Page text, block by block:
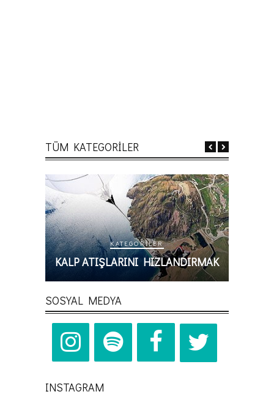
TÜM KATEGORİLER
KATEGORILER
ZAMANDA KAYBOLMAK
SOSYAL MEDYA
INSTAGRAM